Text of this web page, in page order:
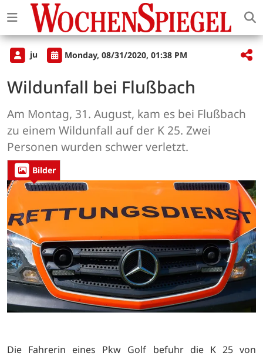
ju Monday, 08/31/2020, 01:38 PM
Wildunfall bei Flußbach
Am Montag, 31. August, kam es bei Flußbach
zu einem Wildunfall auf der K 25. Zwei
Personen wurden schwer verletzt.
Bilder
Die Fahrerin eines Pkw Golf befuhr die K 25 von